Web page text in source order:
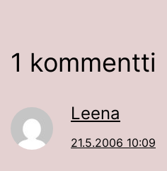
1 kommentti
Leena
21.5.2006 10:09